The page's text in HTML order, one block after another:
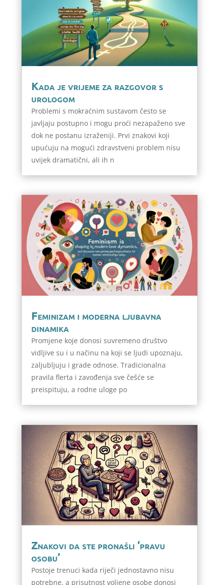
Kada je vrijeme za razgovor s
urologom
Problemi s mokraćnim sustavom često se
javljaju postupno i mogu proći nezapaženo sve
dok ne postanu izraženiji. Prvi znakovi koji
upućuju na mogući zdravstveni problem nisu
uvijek dramatični, ali ih n
Feminizam i moderna ljubavna
dinamika
Promjene koje donosi suvremeno društvo
vidljive su i u načinu na koji se ljudi upoznaju,
zaljubljuju i grade odnose. Tradicionalna
pravila flerta i zavođenja sve češće se
preispituju, a rodne uloge po
Znakovi da ste pronašli ‘pravu
osobu’
Postoje trenuci kada riječi jednostavno nisu
potrebne, a prisutnost voljene osobe donosi